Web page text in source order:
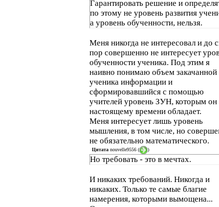
Гарантировать решение и
по этому не уровень развития
а уровень обученности, нельзя.
Меня никогда не интересовал и до
пор совершенно не интересует
обученности ученика. Под этим я
наивно понимаю объем закачанной
ученика информации и
сформировавшийся с помощью
учителей уровень ЗУН, которым он
настоящему времени обладает.
Меня интересует лишь уровень
мышления, в том числе, но
не обязательно математического.
Цитата nouvelle9556 ( )
Но требовать - это в мечтах.
И никаких требований. Никогда и
никаких. Только те самые благие
намерения, которыми вымощена...